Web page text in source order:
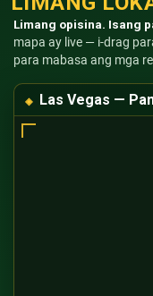
Limang opisina. Isang
mapa ay live — i-drag
para mabasa ang mga
Las Vegas —